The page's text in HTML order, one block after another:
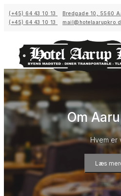
Hop(+45) 64 43 10 13 Bredgade 10, 5560
(+45) 64 43 10 13
Om
Hvem er
Læs